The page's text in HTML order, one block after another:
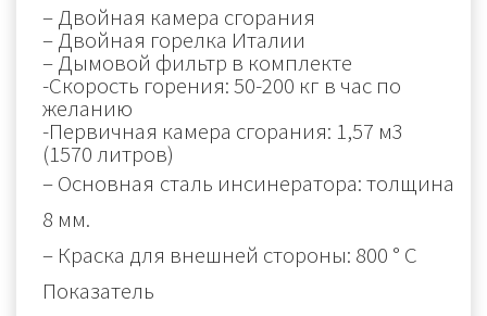
– Двойная камера сгорания
– Двойная горелка Италии
– Дымовой фильтр в комплекте
-Скорость горения: 50-200 кг в час по
желанию
-Первичная камера сгорания: 1,57 м3
(1570 литров)
– Основная сталь инсинератора: толщина
8 мм.
– Краска для внешней стороны: 800 ° С
Показатель